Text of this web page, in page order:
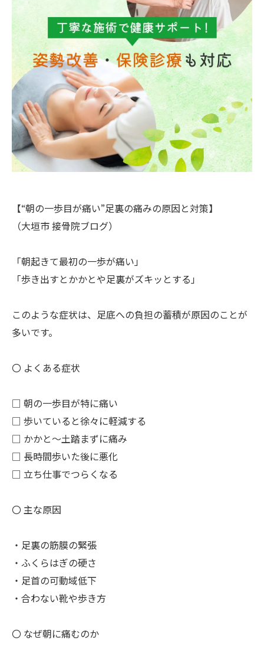
【“朝の一歩目が痛い”足裏の痛みの原因と対策】
（大垣市 接骨院ブログ）
「朝起きて最初の一歩が痛い」
「歩き出すとかかとや足裏がズキッとする」
このような症状は、足底への負担の蓄積が原因のことが
多いです。
〇 よくある症状
□ 朝の一歩目が特に痛い
□ 歩いていると徐々に軽減する
□ かかと～土踏まずに痛み
□ 長時間歩いた後に悪化
□ 立ち仕事でつらくなる
〇 主な原因
・足裏の筋膜の緊張
・ふくらはぎの硬さ
・足首の可動域低下
・合わない靴や歩き方
〇 なぜ朝に痛むのか